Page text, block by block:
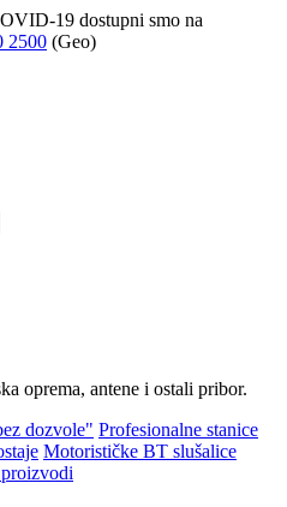
19 dostupni smo na
2500 (Geo)
oprema, antene i ostali pribor.
dozvole" Profesionalne stanice
Motorističke BT slušalice